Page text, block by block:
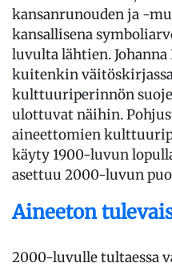
kansanrunouden ja -
kansallisena
luvulta lähtien.
kuitenkin
kulttuuriperinnön
ulottuvat näihin.
aineettomien
käyty 1900-luvun
asettuu 2000-luvun
Aineeton
2000-luvulle tultaessa